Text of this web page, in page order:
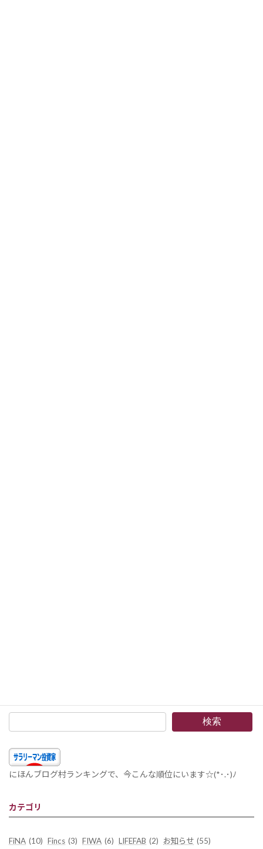
検索
にほんブログ村ランキングで、今こんな順位にいます☆(*･.･)ﾉ
カテゴリ
FiNA (10) Fincs (3) FIWA (6) LIFEFAB (2) お知らせ (55)